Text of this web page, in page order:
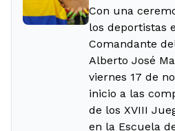
Con una
los deportistas
Comandante
Alberto José
viernes 17 de
inicio a las
de los XVIII
en la Escuela